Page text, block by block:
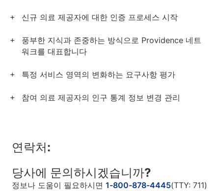
신규 의료 제공자에 대한 인증 프로세스 시작
풍부한 지식과 존중하는 방식으로 Providence 네트
워크를 대표합니다
특정 서비스 영역의 변화하는 요구사항 평가
참여 의료 제공자의 인구 통계 정보 변경 관리
연락처:
당사에 문의하시겠습니까?
정보나 도움이 필요하시면 1-800-878-4445(TTY: 711)